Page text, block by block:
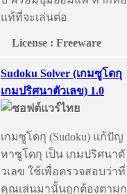
แท้ที่จะเล่นต่อ
License : Freeware
Sudoku Solver (เกมซูโดกุ
เกมปริศนาตัวเลข) 1.0
เกมซูโดกุ (Sudoku) แก้ปัญ
หาซูโดกุ เป็น เกมปริศนาตั
วเลข ใช้เพื่อตรวจสอบว่าที่
คุณเล่นมานั้นถูกต้องตามก